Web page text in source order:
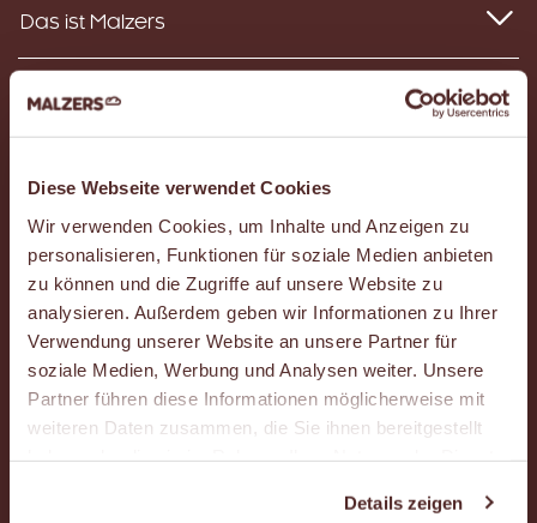
Diese Webseite verwendet Cookies
Wir verwenden Cookies, um Inhalte und Anzeigen zu
personalisieren, Funktionen für soziale Medien anbieten
zu können und die Zugriffe auf unsere Website zu
analysieren. Außerdem geben wir Informationen zu Ihrer
Verwendung unserer Website an unsere Partner für
soziale Medien, Werbung und Analysen weiter. Unsere
Partner führen diese Informationen möglicherweise mit
weiteren Daten zusammen, die Sie ihnen bereitgestellt
Details zeigen
Das ist Malzers
Häufig gestellte Fragen (FAQ)
Kontakt
Standort-Suche und Expansion
Newsletter